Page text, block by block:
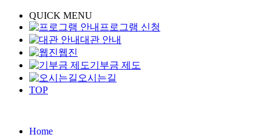
QUICK MENU
프로그램 신청
대관 안내
웹진
기부금 제도
오시는길
TOP
Home